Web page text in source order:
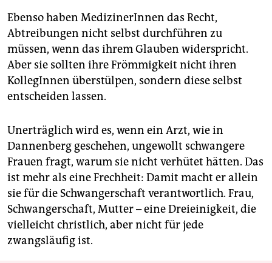
Ebenso haben MedizinerInnen das Recht,
Abtreibungen nicht selbst durchführen zu
müssen, wenn das ihrem Glauben widerspricht.
Aber sie sollten ihre Frömmigkeit nicht ihren
KollegInnen überstülpen, sondern diese selbst
entscheiden lassen.
Unerträglich wird es, wenn ein Arzt, wie in
Dannenberg geschehen, ungewollt schwangere
Frauen fragt, warum sie nicht verhütet hätten. Das
ist mehr als eine Frechheit: Damit macht er allein
sie für die Schwangerschaft verantwortlich. Frau,
Schwangerschaft, Mutter – eine Dreieinigkeit, die
vielleicht christlich, aber nicht für jede
zwangsläufig ist.